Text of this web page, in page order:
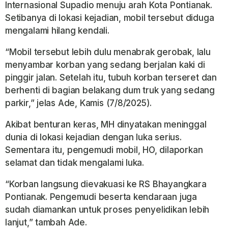
Internasional Supadio menuju arah Kota Pontianak.
Setibanya di lokasi kejadian, mobil tersebut diduga
mengalami hilang kendali.
“Mobil tersebut lebih dulu menabrak gerobak, lalu
menyambar korban yang sedang berjalan kaki di
pinggir jalan. Setelah itu, tubuh korban terseret dan
berhenti di bagian belakang dum truk yang sedang
parkir,” jelas Ade, Kamis (7/8/2025).
Akibat benturan keras, MH dinyatakan meninggal
dunia di lokasi kejadian dengan luka serius.
Sementara itu, pengemudi mobil, HO, dilaporkan
selamat dan tidak mengalami luka.
“Korban langsung dievakuasi ke RS Bhayangkara
Pontianak. Pengemudi beserta kendaraan juga
sudah diamankan untuk proses penyelidikan lebih
lanjut,” tambah Ade.